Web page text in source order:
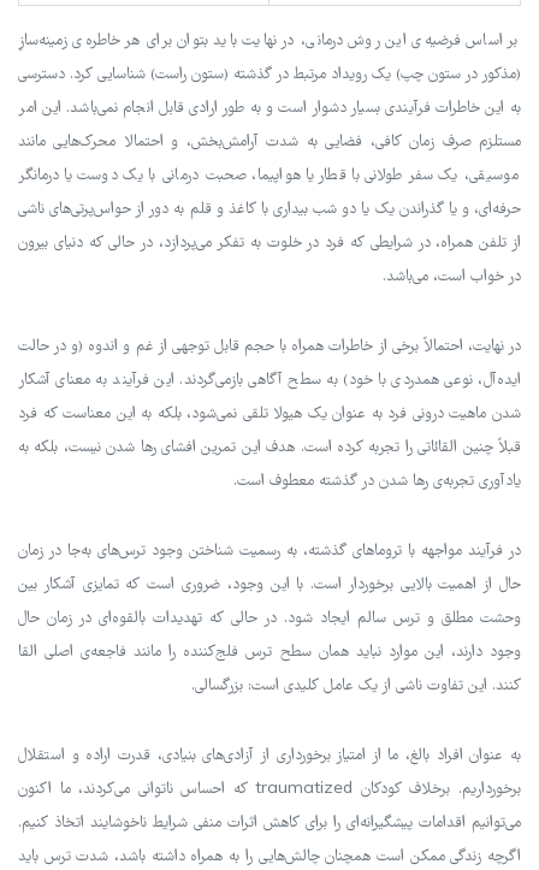
بر اساس فرضیه‌ی این روش درمانی، در نهایت باید بتوان برای هر خاطره‌ی زمینه‌سازِ
(مذکور در ستون چپ) یک رویداد مرتبط در گذشته (ستون راست) شناسایی کرد. دسترسی
به این خاطرات فرآیندی بسیار دشوار است و به طور ارادی قابل انجام نمی‌باشد. این امر
مستلزم صرف زمان کافی، فضایی به شدت آرامش‌بخش، و احتمالا محرک‌هایی مانند
موسیقی، یک سفر طولانی با قطار یا هواپیما، صحبت درمانی با یک دوست یا درمانگر
حرفه‌ای، و یا گذراندن یک یا دو شب بیداری با کاغذ و قلم به دور از حواس‌پرتی‌های ناشی
از تلفن همراه، در شرایطی که فرد در خلوت به تفکر می‌پردازد، در حالی که دنیای بیرون
در خواب است، می‌باشد.
در نهایت، احتمالاً برخی از خاطرات همراه با حجم قابل توجهی از غم و اندوه (و در حالت
ایده‌آل، نوعی همدردی با خود) به سطح آگاهی بازمی‌گردند. این فرآیند به معنای آشکار
شدن ماهیت درونی فرد به عنوان یک هیولا تلقی نمی‌شود، بلکه به این معناست که فرد
قبلاً چنین القائاتی را تجربه کرده است. هدف این تمرین افشای رها شدن نیست، بلکه به
یادآوری تجربه‌ی رها شدن در گذشته معطوف است.
در فرآیند مواجهه با تروماهای گذشته، به رسمیت شناختن وجود ترس‌های به‌جا در زمان
حال از اهمیت بالایی برخوردار است. با این وجود، ضروری است که تمایزی آشکار بین
وحشت مطلق و ترس سالم ایجاد شود. در حالی که تهدیدات بالقوه‌ای در زمان حال
وجود دارند، این موارد نباید همان سطح ترس فلج‌کننده را مانند فاجعه‌ی اصلی القا
کنند. این تفاوت ناشی از یک عامل کلیدی است: بزرگسالی.
به عنوان افراد بالغ، ما از امتیاز برخورداری از آزادی‌های بنیادی، قدرت اراده و استقلال
برخورداریم. برخلاف کودکان traumatized که احساس ناتوانی می‌کردند، ما اکنون
می‌توانیم اقدامات پیشگیرانه‌ای را برای کاهش اثرات منفی شرایط ناخوشایند اتخاذ کنیم.
اگرچه زندگی ممکن است همچنان چالش‌هایی را به همراه داشته باشد، شدت ترس باید